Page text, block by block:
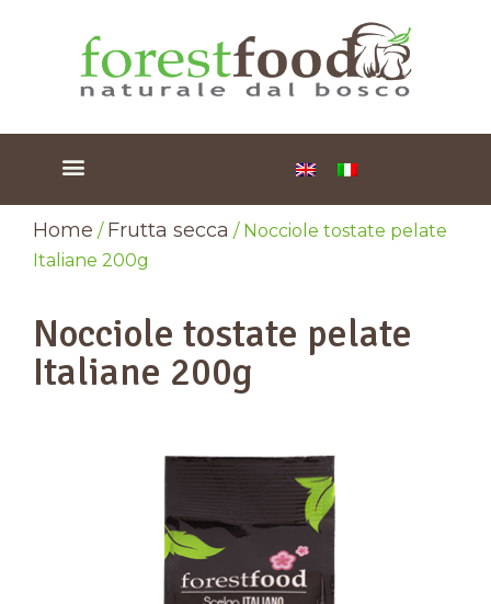
Home / Frutta secca / Nocciole tostate pelate
Italiane 200g
Nocciole tostate pelate
Italiane 200g